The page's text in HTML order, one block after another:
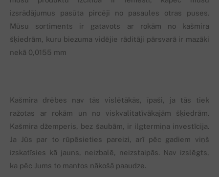
izsrādājumus pasūta pircēji no pasaules otras puses.
Mūsu sortiments ir gatavots ar rokām no kašmira
šķiedrām, kuru biezuma vidējie rāditāji pārsvarā ir mazāki
nekā 0,0155 mm
Kašmira drēbes nav tās vislētākās, īpaši, ja tās tiek
ražotas ar rokām un no viskvalitatīvākajām šķiedrām.
Kašmira džemperis, bez šaubām, ir ilgtermiņa investīcija.
Ja Jūs par to rūpēsieties pareizi, arī pēc gadiem viņš
izskatīsies kā jauns, neizbalē, neizstaipās. Nav izslēgts,
ka pēc Jums to mantos nākošā paaudze.